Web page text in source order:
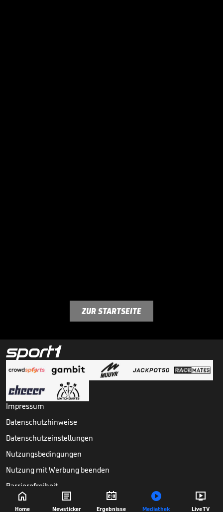

Home

Newsticker

Ergebnisse

Mediathek

Live TV
ZUR STARTSEITE
Impressum
Datenschutzhinweise
Datenschutzeinstellungen
Nutzungsbedingungen
Nutzung mit Werbung beenden
Barrierefreiheit
Copyright © Sport1 GmbH. Alle Rechte vorbehalten.